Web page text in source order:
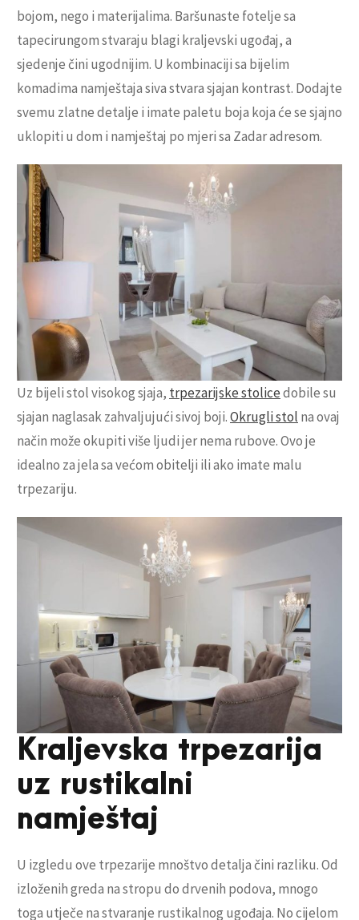
bojom, nego i materijalima. Baršunaste fotelje sa
tapecirungom stvaraju blagi kraljevski ugođaj, a
sjedenje čini ugodnijim. U kombinaciji sa bijelim
komadima namještaja siva stvara sjajan kontrast. Dodajte
svemu zlatne detalje i imate paletu boja koja će se sjajno
uklopiti u dom i namještaj po mjeri sa Zadar adresom.
Uz bijeli stol visokog sjaja, trpezarijske stolicedobile su
sjajan naglasak zahvaljujući sivoj boji.Okrugli stol na ovaj
način može okupiti više ljudi jer nema rubove. Ovo je
idealno za jela sa većom obitelji ili ako imate malu
trpezariju.
Kraljevska trpezarija
uz rustikalni
namještaj
U izgledu ove trpezarije mnoštvo detalja čini razliku. Od
izloženih greda na stropu do drvenih podova, mnogo
toga utječe na stvaranje rustikalnog ugođaja. No cijelom